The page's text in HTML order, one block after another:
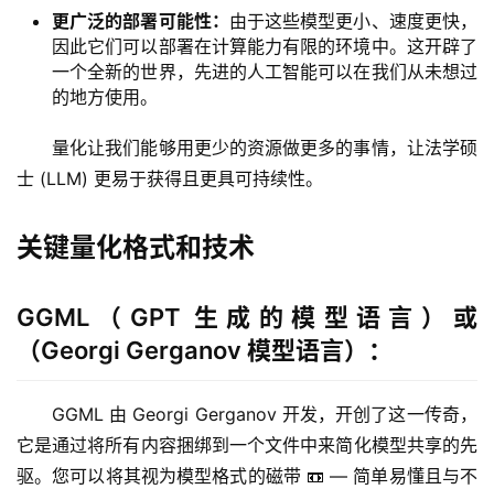
更广泛的部署可能性： 由于这些模型更小、速度更快，
因此它们可以部署在计算能力有限的环境中。这开辟了
一个全新的世界，先进的人工智能可以在我们从未想过
的地方使用。
量化让我们能够用更少的资源做更多的事情，让法学硕
士 (LLM) 更易于获得且更具可持续性。
关键量化格式和技术
GGML（GPT 生成的模型语言）或
（Georgi Gerganov 模型语言）：
GGML 由 Georgi Gerganov 开发，开创了这一传奇，
它是通过将所有内容捆绑到一个文件中来简化模型共享的先
驱。您可以将其视为模型格式的磁带 📼 — 简单易懂且与不